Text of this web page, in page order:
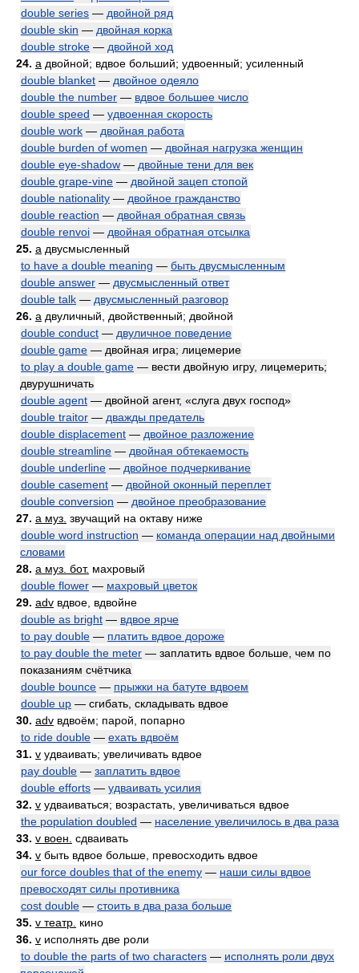
double series — двойной ряд
double skin — двойная корка
double stroke — двойной ход
24. a двойной; вдвое больший; удвоенный; усиленный
double blanket — двойное одеяло
double the number — вдвое большее число
double speed — удвоенная скорость
double work — двойная работа
double burden of women — двойная нагрузка женщин
double eye-shadow — двойные тени для век
double grape-vine — двойной зацеп стопой
double nationality — двойное гражданство
double reaction — двойная обратная связь
double renvoi — двойная обратная отсылка
25. a двусмысленный
to have a double meaning — быть двусмысленным
double answer — двусмысленный ответ
double talk — двусмысленный разговор
26. a двуличный, двойственный; двойной
double conduct — двуличное поведение
double game — двойная игра; лицемерие
to play a double game — вести двойную игру, лицемерить;
двурушничать
double agent — двойной агент, «слуга двух господ»
double traitor — дважды предатель
double displacement — двойное разложение
double streamline — двойная обтекаемость
double underline — двойное подчеркивание
double casement — двойной оконный переплет
double conversion — двойное преобразование
27. a муз. звучащий на октаву ниже
double word instruction — команда операции над двойными
словами
28. a муз. бот. махровый
double flower — махровый цветок
29. adv вдвое, вдвойне
double as bright — вдвое ярче
to pay double — платить вдвое дороже
to pay double the meter — заплатить вдвое больше, чем по
показаниям счётчика
double bounce — прыжки на батуте вдвоем
double up — сгибать, складывать вдвое
30. adv вдвоём; парой, попарно
to ride double — ехать вдвоём
31. v удваивать; увеличивать вдвое
pay double — заплатить вдвое
double efforts — удваивать усилия
32. v удваиваться; возрастать, увеличиваться вдвое
the population doubled — население увеличилось в два раза
33. v воен. сдваивать
34. v быть вдвое больше, превосходить вдвое
our force doubles that of the enemy — наши силы вдвое
превосходят силы противника
cost double — стоить в два раза больше
35. v театр. кино
36. v исполнять две роли
to double the parts of two characters — исполнять роли двух